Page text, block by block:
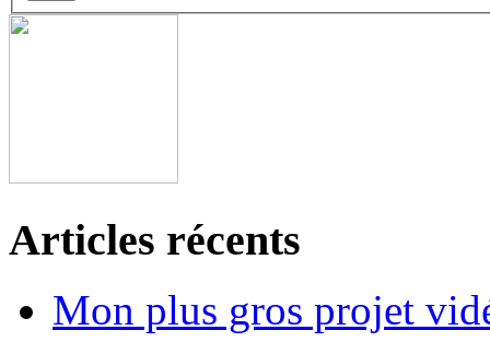
Articles récents
Mon plus gros projet